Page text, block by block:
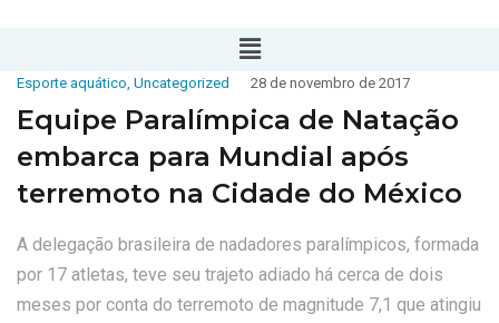
Esporte aquático, Uncategorized 28 de novembro de 2017
Equipe Paralímpica de Natação
embarca para Mundial após
terremoto na Cidade do México
A delegação brasileira de nadadores paralímpicos, formada
por 17 atletas, teve seu trajeto adiado há cerca de dois
meses por conta do terremoto de magnitude 7,1 que atingiu